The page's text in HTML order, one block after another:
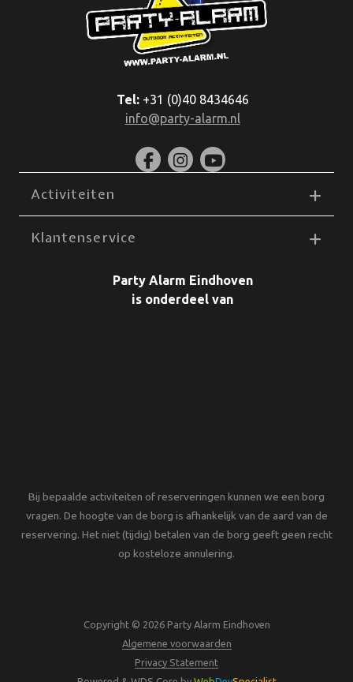
Tel:+31 (0)40 8434646
info@party-alarm.nl
Activiteiten
Klantenservice
Party Alarm Eindhoven
is onderdeel van
Bij bepaalde activiteiten of reserveringen kunnen we een borg
vragen. De hoogte van de borg is afhankelijk van de aard van de
reservering. Het niet (tijdig) betalen van de borg geeft geen recht
op kosteloze annulering.
Copyright © 2026 Party Alarm Eindhoven
Algemene voorwaarden
Privacy Statement